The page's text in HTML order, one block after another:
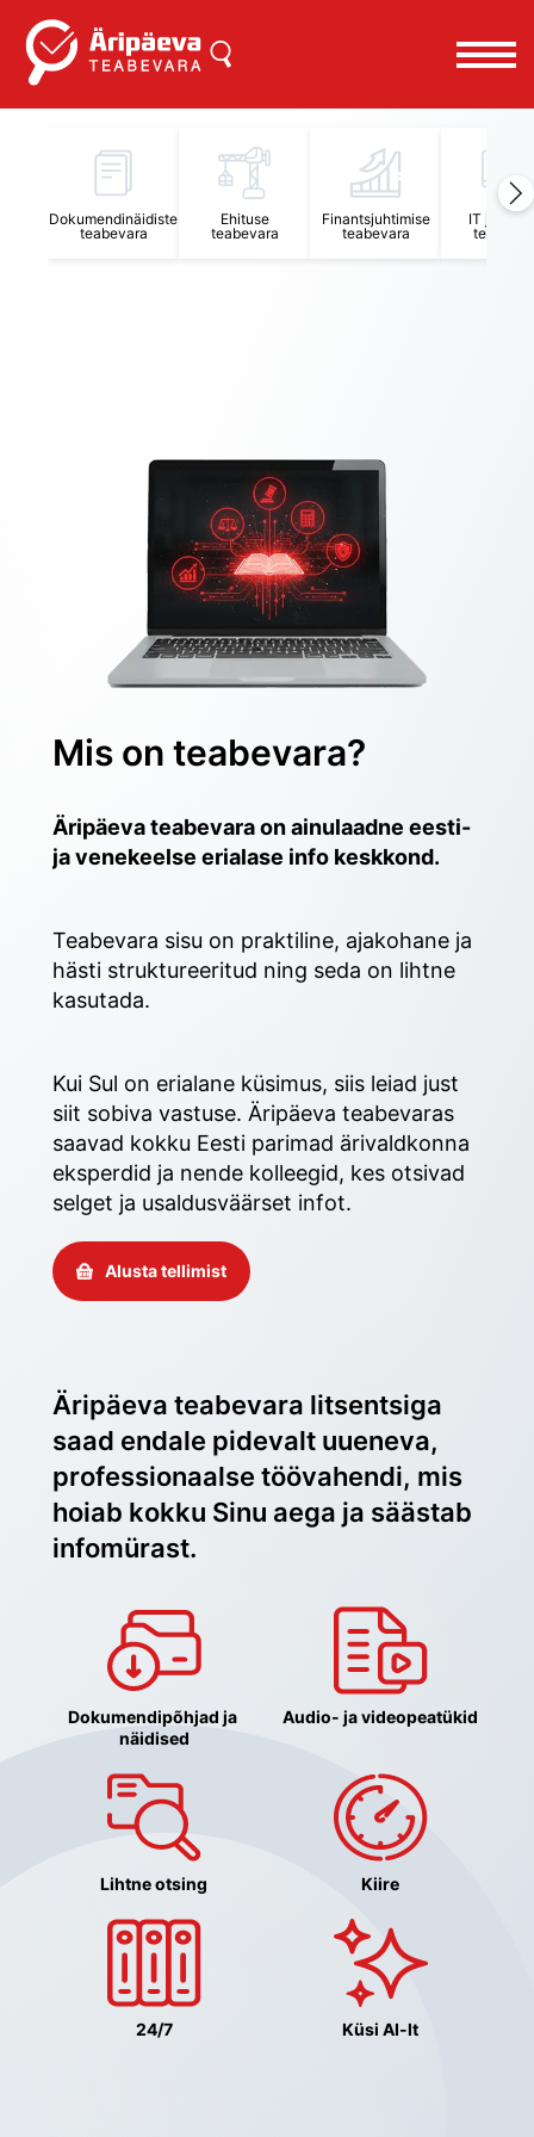
Dokumendinäidiste
teabevara
Ehituse
teabevara
Finantsjuhtimise
teabevara
IT
Mis on teabevara?
Äripäeva teabevara on ainulaadne eesti-
ja venekeelse erialase info keskkond.
Teabevara sisu on praktiline, ajakohane ja
hästi struktureeritud ning seda on lihtne
kasutada.
Kui Sul on erialane küsimus, siis leiad just
siit sobiva vastuse. Äripäeva teabevaras
saavad kokku Eesti parimad ärivaldkonna
eksperdid ja nende kolleegid, kes otsivad
selget ja usaldusväärset infot.
Alusta tellimist
Äripäeva teabevara litsentsiga
saad endale pidevalt uueneva,
professionaalse töövahendi, mis
hoiab kokku Sinu aega ja säästab
infomürast.
Dokumendipõhjad ja
näidised
Audio- ja videopeatükid
Lihtne otsing Kiire
24/7 Küsi AI-lt